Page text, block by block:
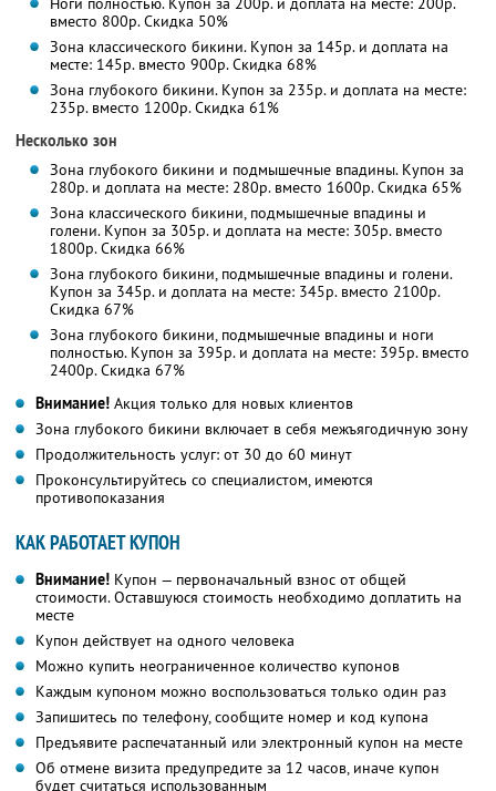
вместо 800р.Скидка 50%
Зона классического бикини. Купон за 145р. и доплата на
месте: 145р. вместо 900р. Скидка 68%
Зона глубокого бикини. Купон за 235р. и доплата на месте:
235р. вместо 1200р. Скидка 61%
Несколько зон
Зона глубокого бикини и подмышечные впадины. Купон за
280р. и доплата на месте: 280р. вместо 1600р. Скидка 65%
Зона классического бикини, подмышечные впадины и
голени. Купон за 305р. и доплата на месте: 305р. вместо
1800р. Скидка 66%
Зона глубокого бикини, подмышечные впадины и голени.
Купон за 345р. и доплата на месте: 345р. вместо 2100р.
Скидка 67%
Зона глубокого бикини, подмышечные впадины и ноги
полностью. Купон за 395р. и доплата на месте: 395р. вместо
2400р. Скидка 67%
Внимание! Акция только для новых клиентов
Зона глубокого бикини включает в себя межъягодичную зону
Продолжительность услуг: от 30 до 60 минут
Проконсультируйтесь со специалистом, имеются
противопоказания
КАК РАБОТАЕТ КУПОН
Внимание! Купон — первоначальный взнос от общей
стоимости. Оставшуюся стоимость необходимо доплатить на
месте
Купон действует на одного человека
Можно купить неограниченное количество купонов
Каждым купоном можно воспользоваться только один раз
Запишитесь по телефону, сообщите номер и код купона
Предъявите распечатанный или электронный купон на месте
Об отмене визита предупредите за 12 часов, иначе купон
будет считаться использованным